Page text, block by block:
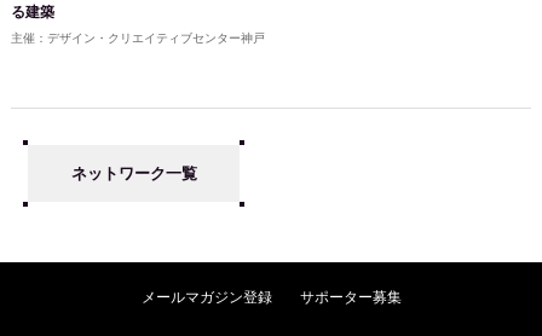
る建築
主催：デザイン・クリエイティブセンター神戸
ネットワーク一覧
メールマガジン登録 サポーター募集